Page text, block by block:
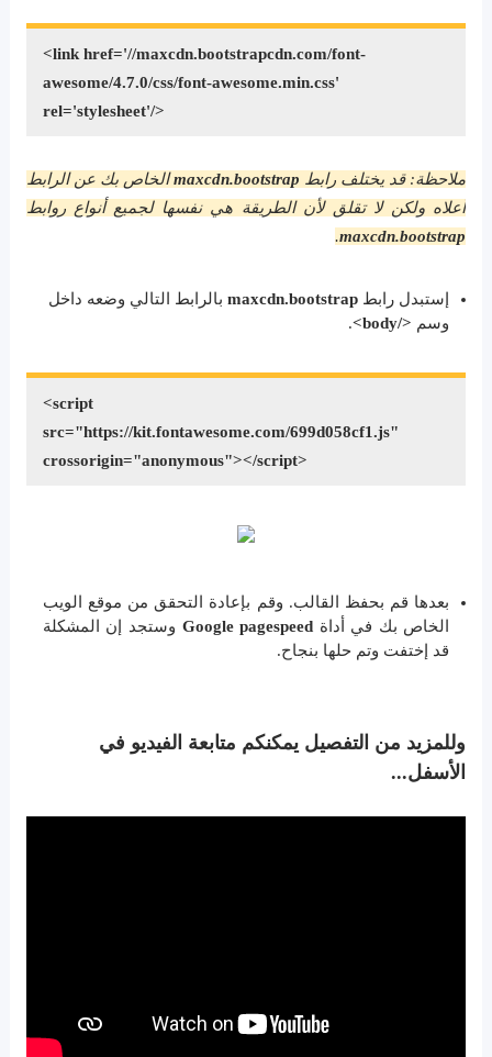
<link href='//maxcdn.bootstrapcdn.com/font-
awesome/4.7.0/css/font-awesome.min.css'
rel='stylesheet'/>
ملاحظة: قد يختلف رابط maxcdn.bootstrapالخاص بك عن الرابط
أعلاه ولكن لا تقلق لأن الطريقة هي نفسها لجميع أنواع روابط
maxcdn.bootstrap
.
إستبدل رابط maxcdn.bootstrapبالرابط التالي وضعه داخل
وسم </body>
.
<script
src="https://kit.fontawesome.com/699d058cf1.js"
crossorigin="anonymous"></script>
بعدها قم بحفظ القالب. وقم بإعادة التحقق من موقع الويب
الخاص بك في أداة Google pagespeed وستجد إن المشكلة
قد إختفت وتم حلها بنجاح.
وللمزيد من التفصيل يمكنكم متابعة الفيديو في
الأسفل...